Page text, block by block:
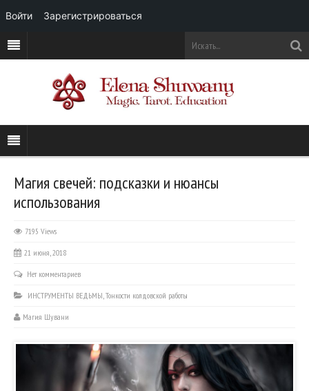
Магия свечей: подсказки и нюансы
использования
7195 Views
21 июня, 2018
Нет комментариев
ИНСТРУМЕНТЫ ВЕДЬМЫ,Тонкости колдовской работы
Магия Шувани
Войти Зарегистрироваться